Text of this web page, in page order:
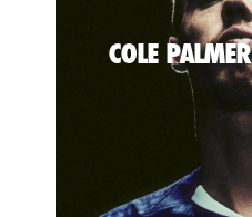
COLE PALMER